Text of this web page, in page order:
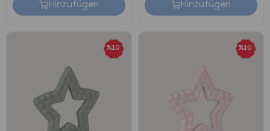
unisex
Hinzufügen Hinzufügen
%10 %10